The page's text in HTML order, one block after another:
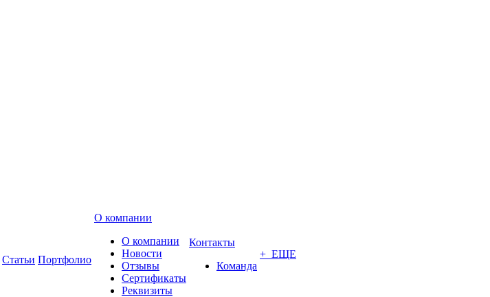
Статьи Портфолио
О компании
О компании
Новости
Отзывы
Сертификаты
Реквизиты
Контакты
Команда
+ ЕЩЕ